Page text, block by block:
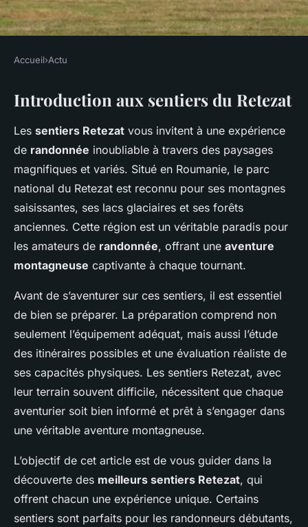
Partez à l'aventure dans le
Retezat : les meilleurs sentiers
montagnards à ne pas
manquer en Roumanie !
Iris 4 décembre 2024 7 min de lecture
Accueil›Actu
Introduction aux sentiers du Retezat
Les sentiers Retezat vous invitent à une expérience
de randonnée inoubliable à travers des paysages
magnifiques et variés. Situé en Roumanie, le parc
national du Retezat est reconnu pour ses montagnes
saisissantes, ses lacs glaciaires et ses forêts
anciennes. Cette région est un véritable paradis pour
les amateurs de randonnée, offrant une aventure
montagneuse captivante à chaque tournant.
Avant de s’aventurer sur ces sentiers, il est essentiel
de bien se préparer. La préparation comprend non
seulement l’équipement adéquat, mais aussi l’étude
des itinéraires possibles et une évaluation réaliste de
ses capacités physiques. Les sentiers Retezat, avec
leur terrain souvent difficile, nécessitent que chaque
aventurier soit bien informé et prêt à s’engager dans
une véritable aventure montagneuse.
L’objectif de cet article est de vous guider dans la
découverte des meilleurs sentiers Retezat, qui
offrent chacun une expérience unique. Certains
sentiers sont parfaits pour les randonneurs débutants,